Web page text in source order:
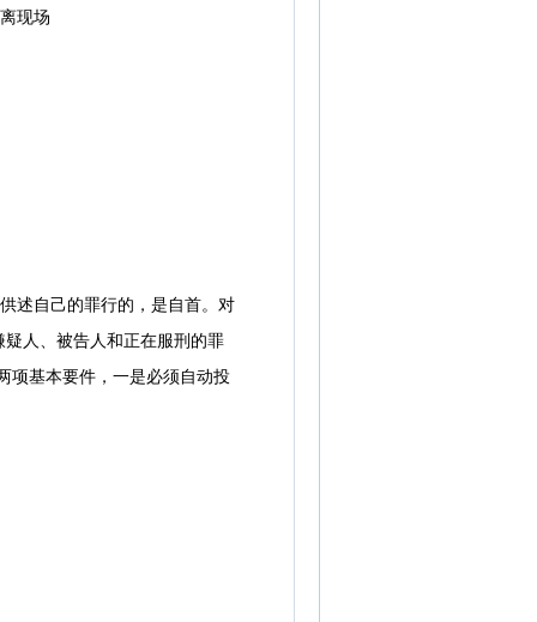
现场
述自己的罪行的，是自首。对
人、被告人和正在服刑的罪
项基本要件，一是必须自动投